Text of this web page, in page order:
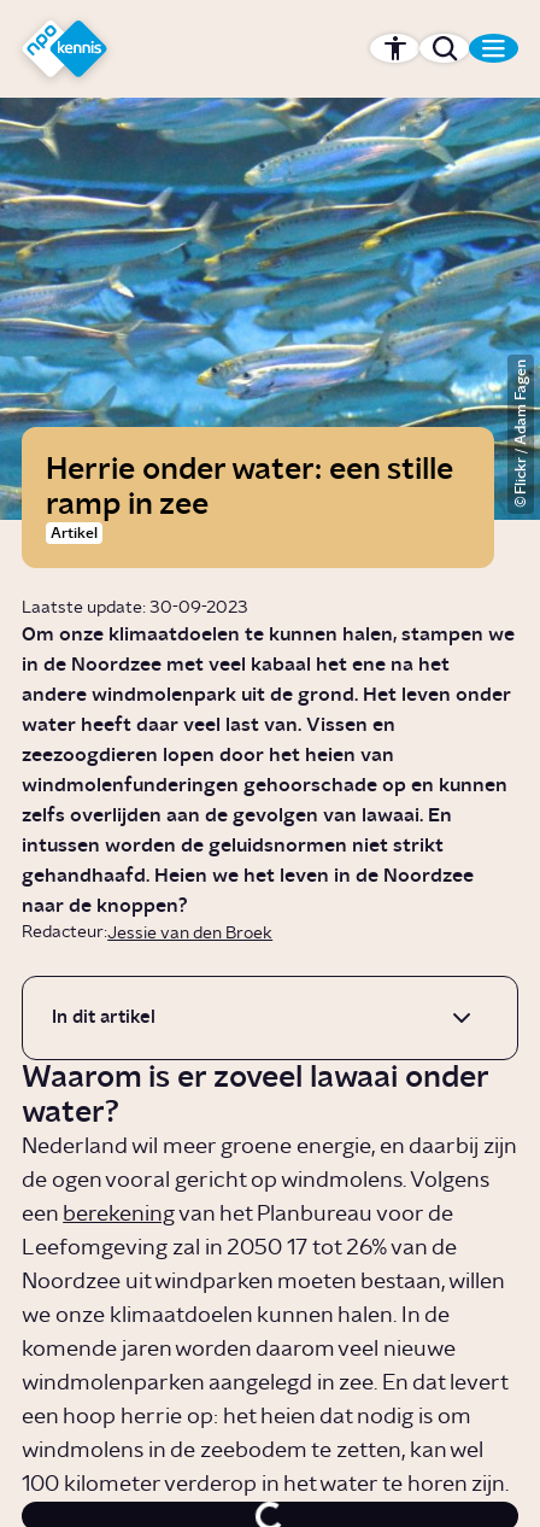
Hét kennisplatform van de NPO
Flickr / Adam Fagen
Herrie onder water: een stille
ramp in zee
Artikel
Laatste update: 30-09-2023
Om onze klimaatdoelen te kunnen halen, stampen we
in de Noordzee met veel kabaal het ene na het
andere windmolenpark uit de grond. Het leven onder
water heeft daar veel last van. Vissen en
zeezoogdieren lopen door het heien van
windmolenfunderingen gehoorschade op en kunnen
zelfs overlijden aan de gevolgen van lawaai. En
intussen worden de geluidsnormen niet strikt
gehandhaafd. Heien we het leven in de Noordzee
naar de knoppen?
Redacteur:Jessie van den Broek
In dit artikel
Waarom is er zoveel lawaai onder
water?
Nederland wil meer groene energie, en daarbij zijn
de ogen vooral gericht op windmolens. Volgens
een berekeningvan het Planbureau voor de
Leefomgeving zal in 2050 17 tot 26% van de
Noordzee uit windparken moeten bestaan, willen
we onze klimaatdoelen kunnen halen. In de
komende jaren worden daarom veel nieuwe
windmolenparken aangelegd in zee. En dat levert
een hoop herrie op: het heien dat nodig is om
windmolens in de zeebodem te zetten, kan wel
100 kilometer verderop in het water te horen zijn.